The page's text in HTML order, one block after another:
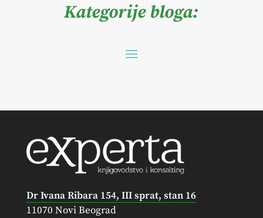
Kategorije bloga:
Dr Ivana Ribara 154, III sprat, stan 16
11070 Novi Beograd